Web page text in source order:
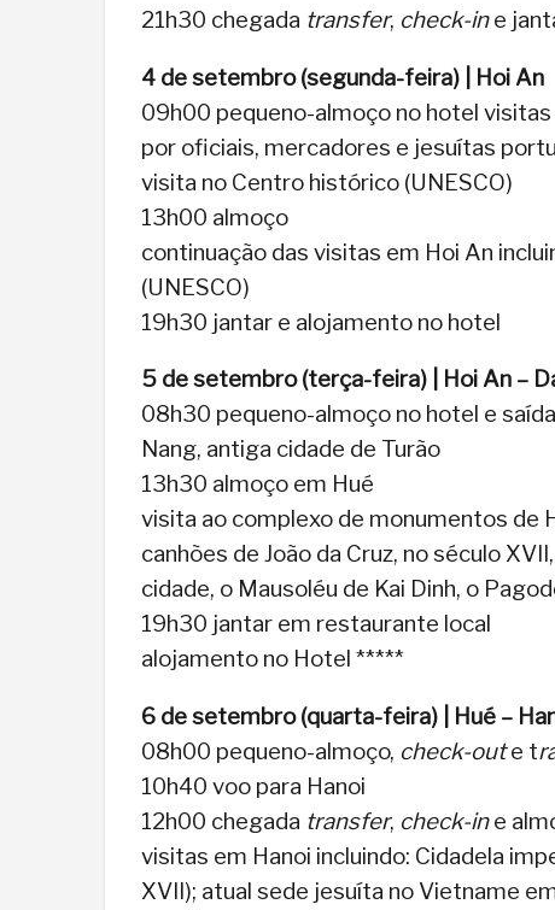
21h30 chegada transfer, check-ine
4 de setembro (segunda-feira) | Hoi An
09h00 pequeno-almoço no hotel
por oficiais, mercadores e jesuítas
visita no Centro histórico (UNESCO)
13h00 almoço
continuação das visitas em Hoi An
(UNESCO)
19h30 jantar e alojamento no hotel
5 de setembro (terça-feira) | Hoi An –
08h30 pequeno-almoço no hotel e
Nang, antiga cidade de Turão
13h30 almoço em Hué
visita ao complexo de monumentos de
canhões de João da Cruz, no século
cidade, o Mausoléu de Kai Dinh, o
19h30 jantar em restaurante local
alojamento no Hotel *****
6 de setembro (quarta-feira) | Hué –
08h00 pequeno-almoço, check-oute t
10h40 voo para Hanoi
12h00 chegada transfer, check-ine
visitas em Hanoi incluindo: Cidadela
XVII); atual sede jesuíta no Vietname